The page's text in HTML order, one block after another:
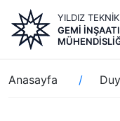
içeriğe
atla
YILDIZ
GEMI
Sayfa
yolu
Anasayfa